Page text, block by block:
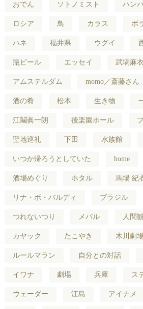
おでん ソトノミスト ハン
ロシア 鳥 カラス ボ
ハネ 福井県 ウグイ
瓶ビール エッセイ 武塙麻
アムステルダム momo／斎藤さん
酒の肴 松本 生き物
江鬮眞一朗 後楽園ホール
聖地巡礼 下田 水族館
いつか帰ろうとしていた home
酒場めぐり ホタル 馬場 紀
リナ・ボ・バルディ ブラジル
つれないつり メバル 人間
カヤック たこやき 木川劇
ルールマラン 自分との対話
イワナ 劇場 兵庫 ス
ウェーダー 江島 アイナメ